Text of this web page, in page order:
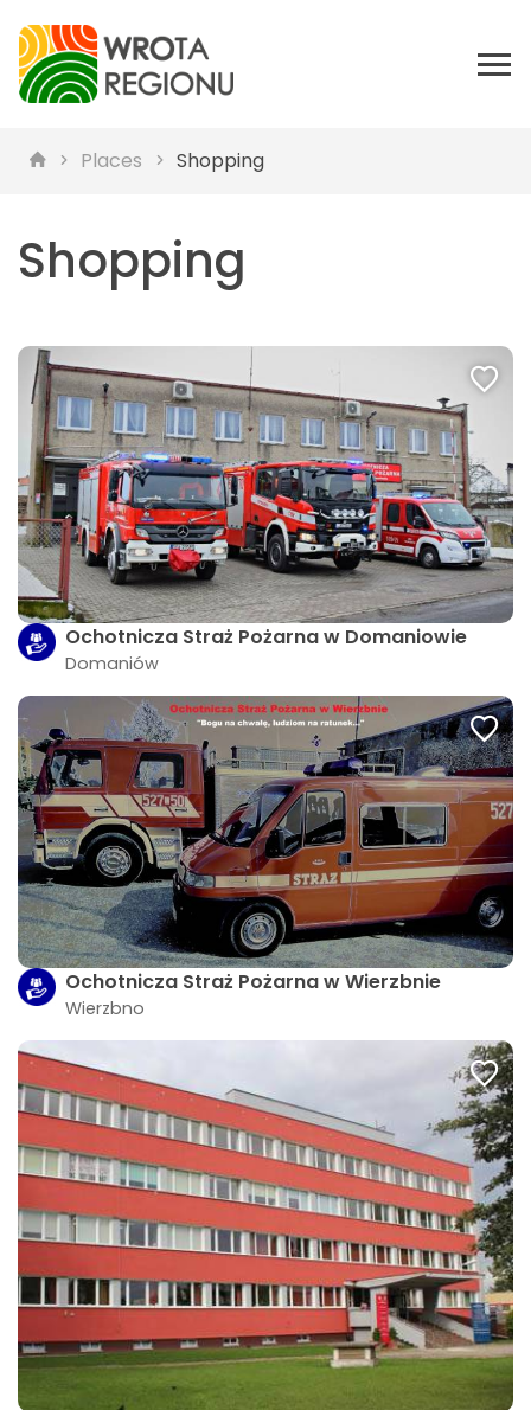
Places Shopping
Shopping
Ochotnicza Straż Pożarna w Domaniowie
Domaniów
Ochotnicza Straż Pożarna w Wierzbnie
Wierzbno